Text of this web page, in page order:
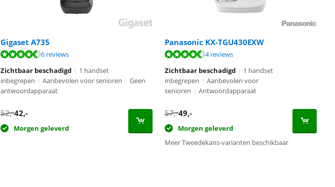
Gigaset A735
6 reviews
Zichtbaar beschadigd | 1 handset
inbegrepen | Aanbevolen voor senioren | Geen
antwoordapparaat
52,-42,-
Morgen geleverd
Panasonic KX-TGU430EXW
4 reviews
Zichtbaar beschadigd | 1 handset
inbegrepen | Aanbevolen voor
senioren | Antwoordapparaat
57,-49,-
Morgen geleverd
Meer Tweedekans-varianten beschikbaar